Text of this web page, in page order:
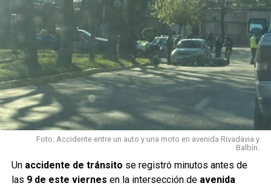
TEMAS RELACIONADOS:
SIGUIENTE
Accidente con lesionados en la esquina de Mitri y
Richieri
NO TE PIERDAS
Tres jovencitas menores, robaron una moto y el GAT la
recuperó
Foto: Accidente entre un auto y una moto en avenida Rivadavia y
Balbín.
Un accidente de tránsito se registró minutos antes de
las 9 de este viernes en la intersección de avenida